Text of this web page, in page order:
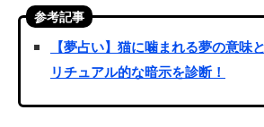
参考記事
【夢占い】猫に噛まれる夢の意味
リチュアル的な暗示を診断！